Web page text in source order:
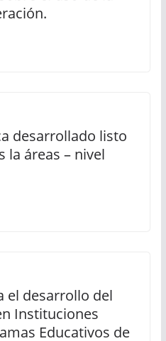
desarrollado listo
la áreas – nivel
el desarrollo del
Instituciones
Educativos de